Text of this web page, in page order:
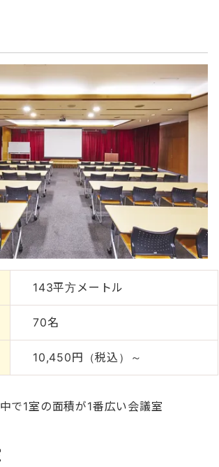
143平方メートル
70名
10,450円（税込）～
で1室の面積が1番広い会議室